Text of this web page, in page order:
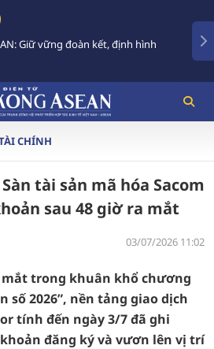
Việt Nam để Quốc tang
CHÍNH
tài sản mã hóa Sacom
sau 48 giờ ra mắt
03/07/2026 11:02
mắt trong khuân khổ chương
số 2026”, nền tảng giao dịch
tính đến ngày 3/7 đã ghi
đăng ký và vươn lên vị trí